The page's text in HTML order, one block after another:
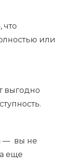
что
или
выгодно
— вы не
еще